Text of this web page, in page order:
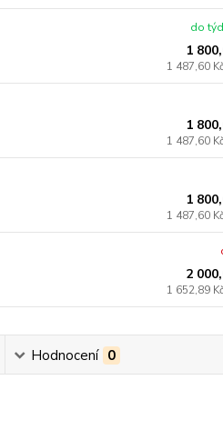
1
1 487,60 Kč
do
1
1 487,60 Kč
1
1 487,60 Kč
2
1 652,89 Kč
Hodnocení 0